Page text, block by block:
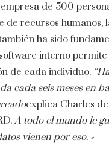
de 500
de recursos humanos,
ha sido
interno
de cada individuo.
cada seis meses en
explica Charles de
A todo el mundo le
vienen por eso. »